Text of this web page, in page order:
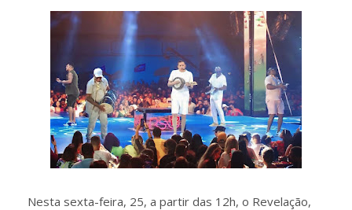
Nesta sexta-feira, 25, a partir das 12h, o Revelação,